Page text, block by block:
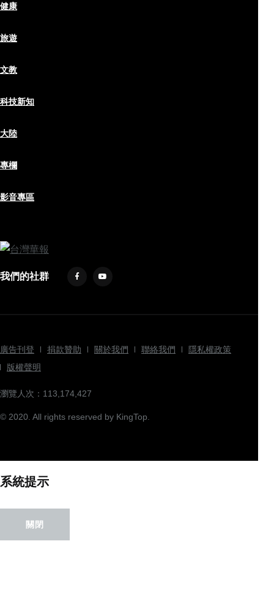
健康
旅遊
文教
科技新知
大陸
專欄
影音專區
我們的社群
廣告刊登 捐款贊助 關於我們 聯絡我們
隱私權政策
版權聲明
瀏覽人次：113,174,427
© 2020. All rights reserved by KingTop.
系統提示
關閉